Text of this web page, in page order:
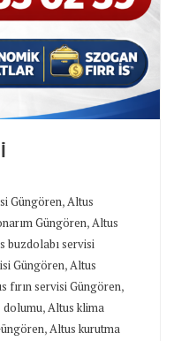
Güngören,Altus
Güngören,Altus
buzdolabı servisi
Güngören,Altus
fırın servisi Güngören,
dolumu,Altus klima
,Altus kurutma